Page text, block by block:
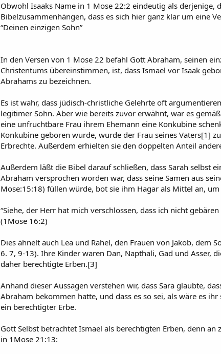
Obwohl Isaaks Name in 1 Mose 22:2 eindeutig als
Bibelzusammenhängen, dass es sich hier ganz klar um eine
“Deinen einzigen Sohn”
In den Versen von 1 Mose 22 befahl Gott Abraham, seinen
Christentums übereinstimmen, ist, dass Ismael vor Isaak
Abrahams zu bezeichnen.
Es ist wahr, dass jüdisch-christliche Gelehrte oft
legitimer Sohn. Aber wie bereits zuvor erwähnt, war es
eine unfruchtbare Frau ihrem Ehemann eine Konkubine
Konkubine geboren wurde, wurde der Frau seines Vaters[1]
Erbrechte. Außerdem erhielten sie den doppelten Anteil
Außerdem läßt die Bibel darauf schließen, dass Sarah selbst
Abraham versprochen worden war, dass seine Samen aus
Mose:15:18) füllen würde, bot sie ihm Hagar als Mittel an,
“Siehe, der Herr hat mich verschlossen, dass ich nicht
(1Mose 16:2)
Dies ähnelt auch Lea und Rahel, den Frauen von Jakob, dem
6. 7, 9-13). Ihre Kinder waren Dan, Napthali, Gad und Asser,
daher berechtigte Erben.[3]
Anhand dieser Aussagen verstehen wir, dass Sara glaubte,
Abraham bekommen hatte, und dass es so sei, als wäre es
ein berechtigter Erbe.
Gott Selbst betrachtet Ismael als berechtigten Erben, denn
in 1Mose 21:13: